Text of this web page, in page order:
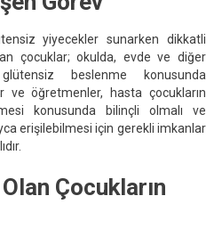
yiyecekler sunarken dikkatli
çocuklar; okulda, evde ve diğer
beslenme konusunda
ve öğretmenler, hasta çocukların
konusunda bilinçli olmalı ve
erişilebilmesi için gerekli imkanlar
Çocukların